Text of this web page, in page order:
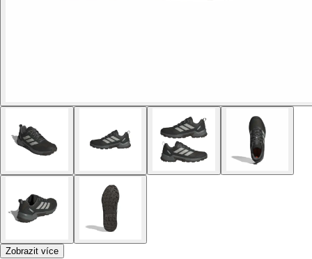
Zobrazit více